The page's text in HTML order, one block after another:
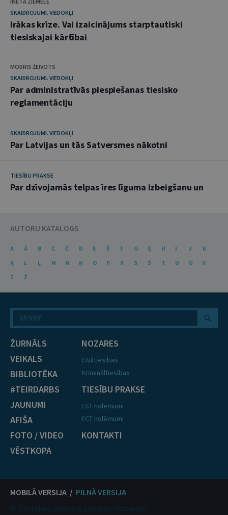
SKAIDROJUMI. VIEDOKĻI
Irākas krīze. Vai izaicinājums starptautiski
tiesiskajai kārtībai
MODRIS ŽEIVOTS
SKAIDROJUMI. VIEDOKĻI
Par administratīvās piespiešanas tiesisko
reglamentāciju
SKAIDROJUMI. VIEDOKĻI
Par Latvijas un tās Satversmes nākotni
TIESĪBU PRAKSE
Par dzīvojamās telpas īres līguma izbeigšanu un
AUTORU KATALOGS
A Ā B C Č D E Ē F G Ģ H I J
K
Ķ
L Ļ M N Ņ O P R S Š T U Ū
V
Z
Ž
ŽURNĀLS
VEIKALS
BIBLIOTĒKA
#TEIRDARBS
JAUNUMI
AFIŠA
FOTO / VIDEO
VĒSTKOPA
NOZARES
Civiltiesības
Krimināltiesības
TIESĪBU PRAKSE
EST nolēmumi
ECT nolēmumi
KONTAKTI
MOBILĀ VERSIJA / PILNĀ VERSIJA
© Oficiālais izdevējs Latvijas Vēstnesis